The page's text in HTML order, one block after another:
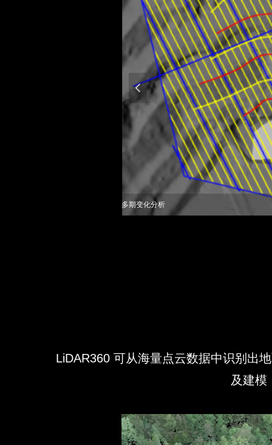
多期变化分析
넳
LiDAR360 可从海量点云数据中识别出
及建模